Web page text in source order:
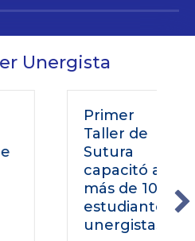
Unergista
Primer
Taller de
Sutura
capacitó a
más de 100
estudiantes
unergistas